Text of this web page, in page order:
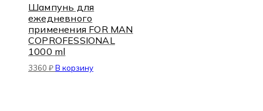
Шампунь для
ежедневного
применения FOR MAN
COPROFESSIONAL
1000 ml
3360 ₽В корзину